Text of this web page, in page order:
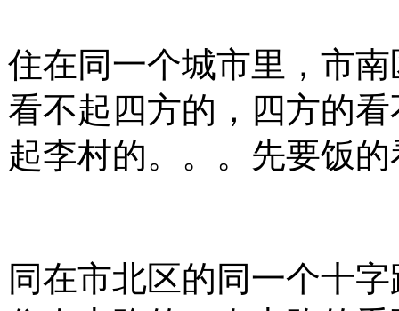
住在同一个城市里，市
看不起四方的，四方的
起李村的。。。先要饭
同在市北区的同一个十